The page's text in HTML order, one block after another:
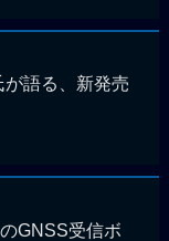
が語る、新発売
GNSS受信ボ